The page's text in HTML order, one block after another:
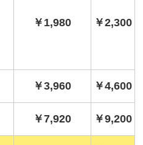
￥1,980 ￥2,300
￥3,960 ￥4,600
￥7,920 ￥9,200